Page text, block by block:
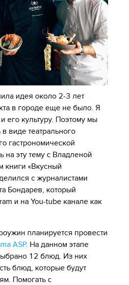
идея около 2-3 лет
в городе еще не было. Я
его культуру. Поэтому мы
виде театрального
гастрономической
на эту тему с Владленой
книги «Вкусный
с журналистами
Бондарев, который
и на You-tube канале как
планируется провести
ASP. На данном этапе
12 блюд. Из них
блюд, которые будут
Помогать с